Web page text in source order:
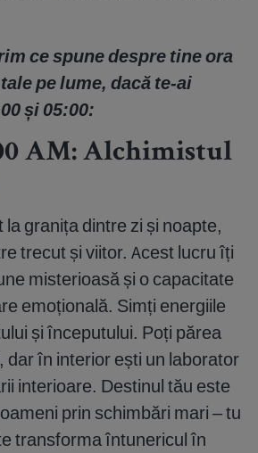
ce spune despre tine ora
pe lume, dacă te-ai
și 05:00:
AM: Alchimistul
granița dintre zi și noapte,
trecut și viitor. Acest lucru îți
misterioasă și o capacitate
emoțională. Simți energiile
și începutului. Poți părea
dar în interior ești un laborator
interioare. Destinul tău este
prin schimbări mari – tu
transforma întunericul în